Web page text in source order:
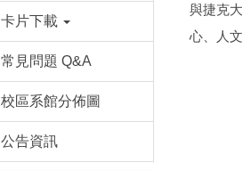
卡片下載
常見問題 Q&A
校區系館分佈圖
公告資訊
與捷克
心、人